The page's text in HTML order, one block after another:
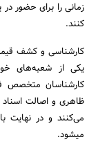
کنند.
کارشناسان متخصص
می‌کنند و در نهایت
می‎شود.